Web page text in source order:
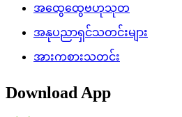
အထွေထွေဗဟုသုတ
အနုပညာရှင်သတင်းများ
အားကစားသတင်း
Download App